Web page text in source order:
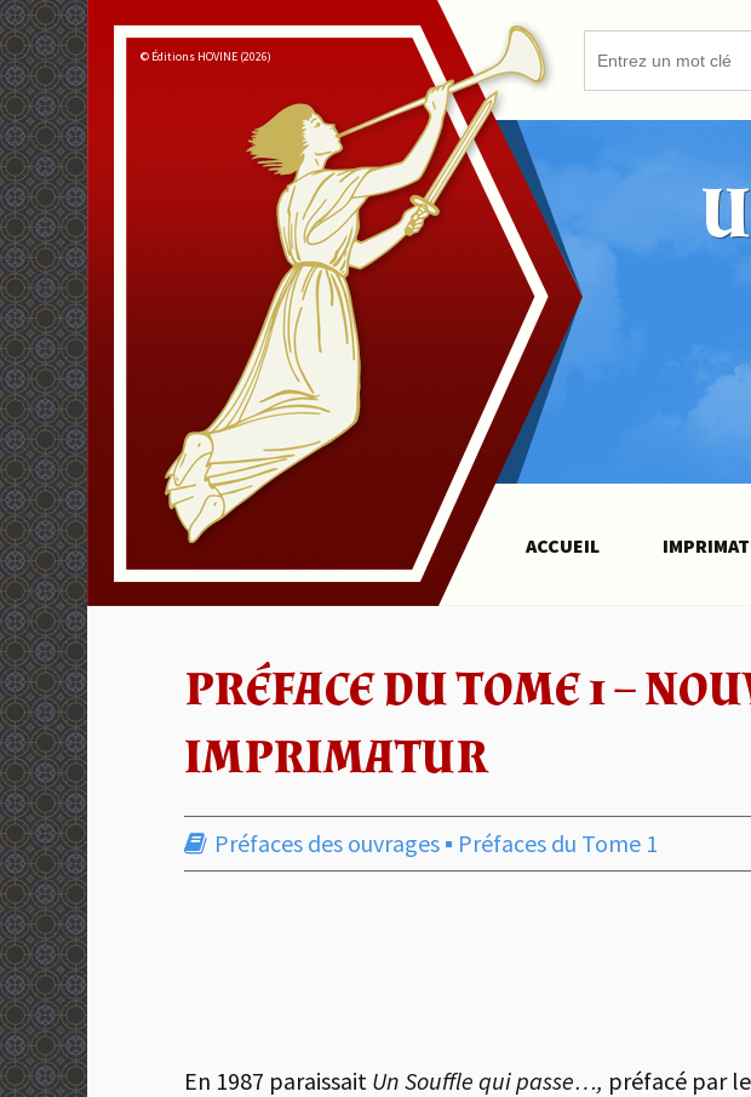
© Éditions HOVINE (2026)
ACCUEIL
PRÉFACE DU TOME 1 –
IMPRIMATUR
Préfaces des ouvrages ▪︎ Préfaces du Tome 1
En 1987 paraissait Un Souffle qui passe…, préfacé par